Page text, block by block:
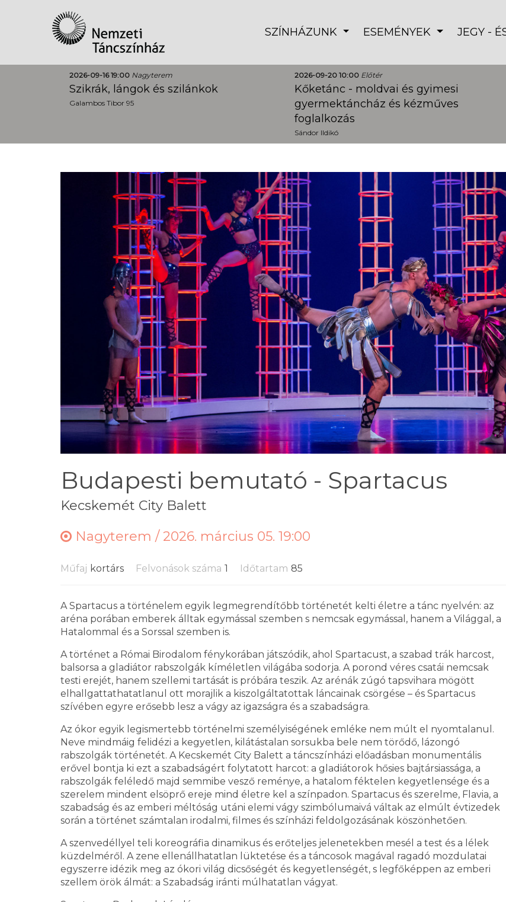
SZÍNHÁZUNK ESEMÉNYEK JEGY -
2026-09-16 19:00 Nagyterem
Szikrák, lángok és szilánkok
Galambos Tibor 95
2026-09-20 10:00 Előtér
Kőketánc - moldvai és gyimesi
gyermektáncház és kézműves
foglalkozás
Sándor Ildikó
Budapesti bemutató - Spartacus
Kecskemét City Balett
Nagyterem / 2026. március 05. 19:00
Műfaj kortárs Felvonások száma 1 Időtartam 85
A Spartacus a történelem egyik legmegrendítőbb történetét kelti életre a tánc nyelvén: az
aréna porában emberek álltak egymással szemben s nemcsak egymással, hanem a Világgal, a
Hatalommal és a Sorssal szemben is.
A történet a Római Birodalom fénykorában játszódik, ahol Spartacust, a szabad trák harcost,
balsorsa a gladiátor rabszolgák kíméletlen világába sodorja. A porond véres csatái nemcsak
testi erejét, hanem szellemi tartását is próbára teszik. Az arénák zúgó tapsvihara mögött
elhallgattathatatlanul ott morajlik a kiszolgáltatottak láncainak csörgése – és Spartacus
szívében egyre erősebb lesz a vágy az igazságra és a szabadságra.
Az ókor egyik legismertebb történelmi személyiségének emléke nem múlt el nyomtalanul.
Neve mindmáig felidézi a kegyetlen, kilátástalan sorsukba bele nem törődő, lázongó
rabszolgák történetét. A Kecskemét City Balett a táncszínházi előadásban monumentális
erővel bontja ki ezt a szabadságért folytatott harcot: a gladiátorok hősies bajtársiassága, a
rabszolgák feléledő majd semmibe vesző reménye, a hatalom féktelen kegyetlensége és a
szerelem mindent elsöprő ereje mind életre kel a színpadon. Spartacus és szerelme, Flavia, a
szabadság és az emberi méltóság utáni elemi vágy szimbólumaivá váltak az elmúlt évtizedek
során a történet számtalan irodalmi, filmes és színházi feldolgozásának köszönhetően.
A szenvedéllyel teli koreográfia dinamikus és erőteljes jelenetekben mesél a test és a lélek
küzdelméről. A zene ellenállhatatlan lüktetése és a táncosok magával ragadó mozdulatai
egyszerre idézik meg az ókori világ dicsőségét és kegyetlenségét, s legfőképpen az emberi
szellem örök álmát: a Szabadság iránti múlhatatlan vágyat.